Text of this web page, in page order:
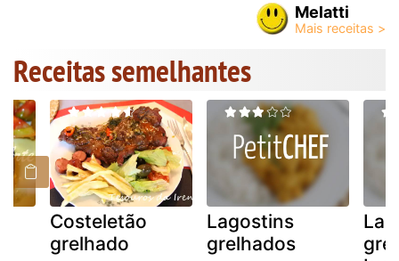
Melatti
Receitas semelhantes
Costeletão
grelhado
Lagostins
grelhados